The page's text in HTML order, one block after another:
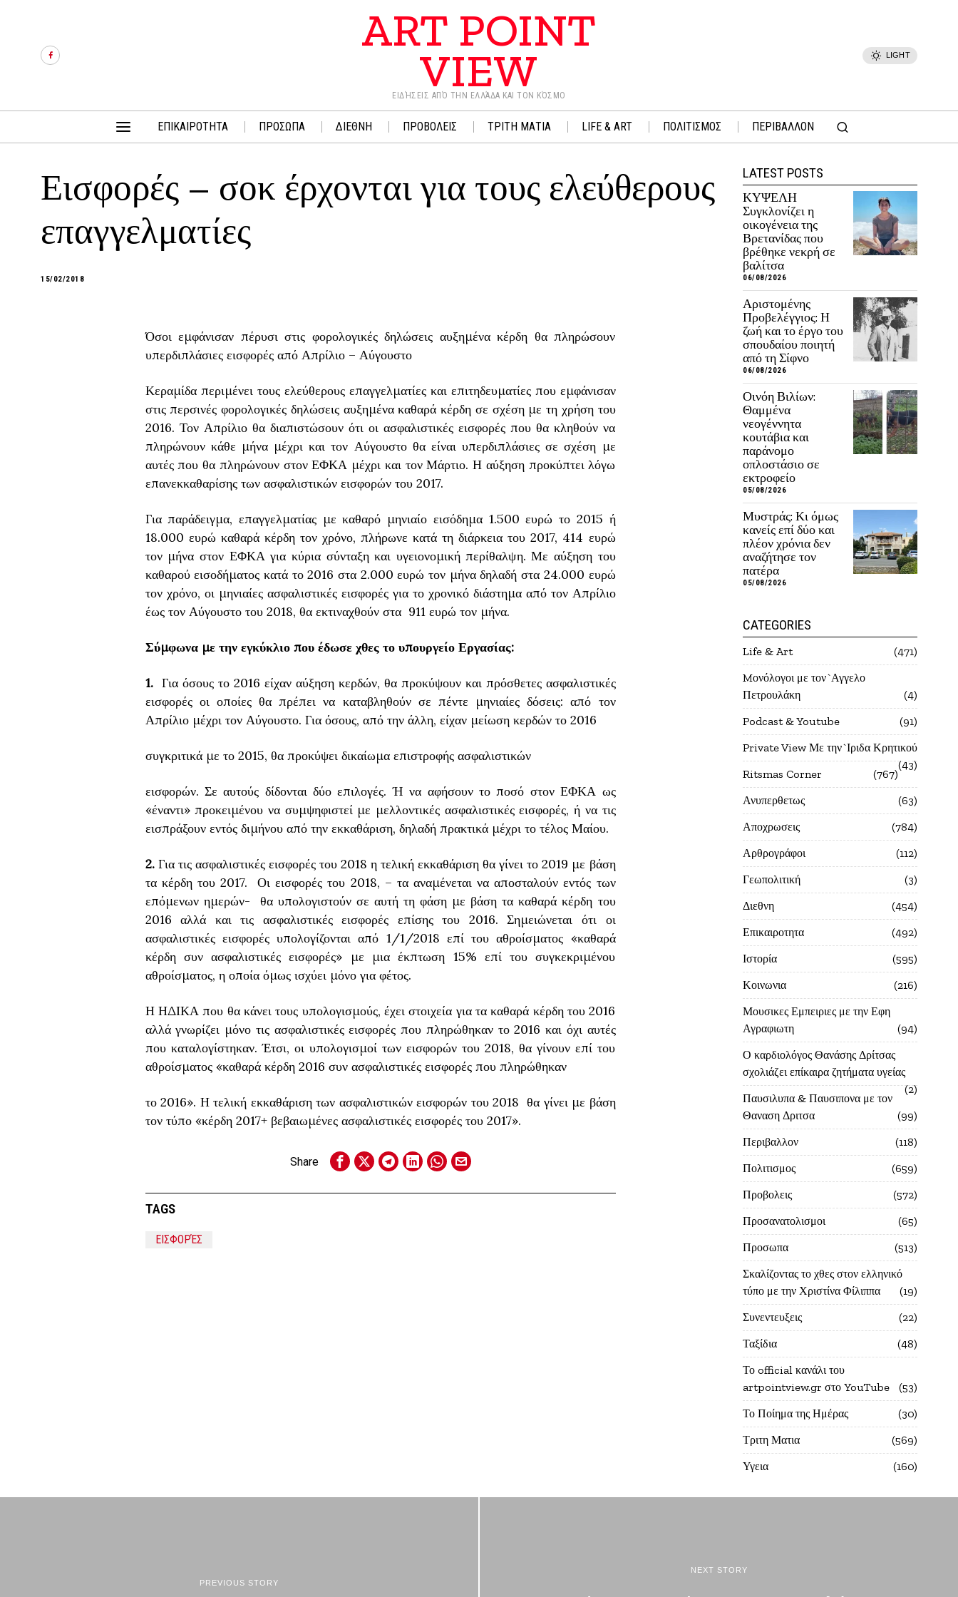
ART POINT
VIEW
ΕΙΔΉΣΕΙΣ ΑΠΌ ΤΗΝ ΕΛΛΆΔΑ ΚΑΙ ΤΟΝ ΚΌΣΜΟ
LIGHT
ΕΠΙΚΑΙΡΟΤΗΤΑ ΠΡΟΣΩΠΑ ΔΙΕΘΝΗ ΠΡΟΒΟΛΕΙΣ ΤΡΙΤΗ ΜΑΤΙΑ LIFE & ART ΠΟΛΙΤΙΣΜΟΣ ΠΕΡΙΒΑΛΛΟΝ
Εισφορές – σοκ έρχονται για τους ελεύθερους
επαγγελματίες
15/02/2018
Όσοι εμφάνισαν πέρυσι στις φορολογικές δηλώσεις αυξημένα κέρδη θα πληρώσουν
υπερδιπλάσιες εισφορές από Απρίλιο – Αύγουστο
Κεραμίδα περιμένει τους ελεύθερους επαγγελματίες και επιτηδευματίες που εμφάνισαν
στις περσινές φορολογικές δηλώσεις αυξημένα καθαρά κέρδη σε σχέση με τη χρήση του
2016. Τον Απρίλιο θα διαπιστώσουν ότι οι ασφαλιστικές εισφορές που θα κληθούν να
πληρώνουν κάθε μήνα μέχρι και τον Αύγουστο θα είναι υπερδιπλάσιες σε σχέση με
αυτές που θα πληρώνουν στον ΕΦΚΑ μέχρι και τον Μάρτιο. Η αύξηση προκύπτει λόγω
επανεκκαθαρίσης των ασφαλιστικών εισφορών του 2017.
Για παράδειγμα, επαγγελματίας με καθαρό μηνιαίο εισόδημα 1.500 ευρώ το 2015 ή
18.000 ευρώ καθαρά κέρδη τον χρόνο, πλήρωνε κατά τη διάρκεια του 2017, 414 ευρώ
τον μήνα στον ΕΦΚΑ για κύρια σύνταξη και υγειονομική περίθαλψη. Με αύξηση του
καθαρού εισοδήματος κατά το 2016 στα 2.000 ευρώ τον μήνα δηλαδή στα 24.000 ευρώ
τον χρόνο, οι μηνιαίες ασφαλιστικές εισφορές για το χρονικό διάστημα από τον Απρίλιο
έως τον Αύγουστο του 2018, θα εκτιναχθούν στα 911 ευρώ τον μήνα.
Σύμφωνα με την εγκύκλιο που έδωσε χθες το υπουργείο Εργασίας:
1.Για όσους το 2016 είχαν αύξηση κερδών, θα προκύψουν και πρόσθετες ασφαλιστικές
εισφορές οι οποίες θα πρέπει να καταβληθούν σε πέντε μηνιαίες δόσεις: από τον
Απρίλιο μέχρι τον Αύγουστο. Για όσους, από την άλλη, είχαν μείωση κερδών το 2016
συγκριτικά με το 2015, θα προκύψει δικαίωμα επιστροφής ασφαλιστικών
εισφορών. Σε αυτούς δίδονται δύο επιλογές. Ή να αφήσουν το ποσό στον ΕΦΚΑ ως
«έναντι» προκειμένου να συμψηφιστεί με μελλοντικές ασφαλιστικές εισφορές, ή να τις
εισπράξουν εντός διμήνου από την εκκαθάριση, δηλαδή πρακτικά μέχρι το τέλος Μαίου.
2.Για τις ασφαλιστικές εισφορές του 2018 η τελική εκκαθάριση θα γίνει το 2019 με βάση
τα κέρδη του 2017. Οι εισφορές του 2018, – τα αναμένεται να αποσταλούν εντός των
επόμενων ημερών- θα υπολογιστούν σε αυτή τη φάση με βάση τα καθαρά κέρδη του
2016 αλλά και τις ασφαλιστικές εισφορές επίσης του 2016. Σημειώνεται ότι οι
ασφαλιστικές εισφορές υπολογίζονται από 1/1/2018 επί του αθροίσματος «καθαρά
κέρδη συν ασφαλιστικές εισφορές» με μια έκπτωση 15% επί του συγκεκριμένου
αθροίσματος, η οποία όμως ισχύει μόνο για φέτος.
Η ΗΔΙΚΑ που θα κάνει τους υπολογισμούς, έχει στοιχεία για τα καθαρά κέρδη του 2016
αλλά γνωρίζει μόνο τις ασφαλιστικές εισφορές που πληρώθηκαν το 2016 και όχι αυτές
που καταλογίστηκαν. Έτσι, οι υπολογισμοί των εισφορών του 2018, θα γίνουν επί του
αθροίσματος «καθαρά κέρδη 2016 συν ασφαλιστικές εισφορές που πληρώθηκαν
το 2016». Η τελική εκκαθάριση των ασφαλιστικών εισφορών του 2018 θα γίνει με βάση
τον τύπο «κέρδη 2017+ βεβαιωμένες ασφαλιστικές εισφορές του 2017».
Share
TAGS
ΕΙΣΦΟΡΈΣ
LATEST POSTS
ΚΥΨΕΛΗ
Συγκλονίζει η
οικογένεια της
Βρετανίδας που
βρέθηκε νεκρή σε
βαλίτσα
06/08/2026
Αριστομένης
Προβελέγγιος: Η
ζωή και το έργο του
σπουδαίου ποιητή
από τη Σίφνο
06/08/2026
Οινόη Βιλίων:
Θαμμένα
νεογέννητα
κουτάβια και
παράνομο
οπλοστάσιο σε
εκτροφείο
05/08/2026
Μυστράς: Κι όμως
κανείς επί δύο και
πλέον χρόνια δεν
αναζήτησε τον
πατέρα
05/08/2026
CATEGORIES
Life & Art
471
Mονόλογοι με τον`Αγγελο
Πετρουλάκη
4
Podcast & Youtube
91
Private View Με την`Ιριδα Κρητικού
43
Ritsmas Corner
767
Ανυπερθετως
63
Αποχρωσεις
784
Αρθρογράφοι
112
Γεωπολιτική
3
Διεθνη
454
Επικαιροτητα
492
Ιστορία
595
Κοινωνια
216
Μουσικες Εμπειριες με την Εφη
Αγραφιωτη
94
Ο καρδιολόγος Θανάσης Δρίτσας
σχολιάζει επίκαιρα ζητήματα υγείας
2
Παυσιλυπα & Παυσιπονα με τον
Θαναση Δριτσα
99
Περιβαλλον
118
Πολιτισμος
659
Προβολεις
572
Προσανατολισμοι
65
Προσωπα
513
Σκαλίζοντας το χθες στον ελληνικό
τύπο με την Χριστίνα Φίλιππα
19
Συνεντευξεις
22
Ταξίδια
48
Το official κανάλι του
artpointview.gr στο YouTube
53
Το Ποίημα της Ημέρας
30
Τριτη Ματια
569
Υγεια
160
PREVIOUS STORY
NEXT STORY